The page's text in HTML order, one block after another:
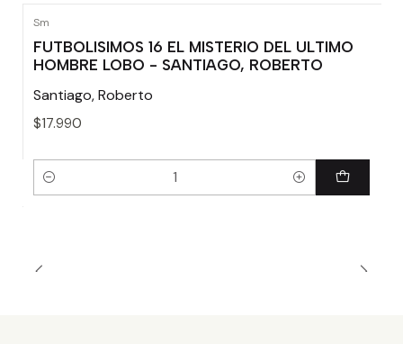
Sm
FUTBOLISIMOS 16 EL MISTERIO DEL ULTIMO
HOMBRE LOBO - SANTIAGO, ROBERTO
Santiago, Roberto
$17.990
Cantidad